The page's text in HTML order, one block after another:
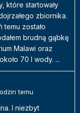
które startowały
zbiornika.
temu zostało
brudną gąbkę
Malawi oraz
70 l wody. ...
temu
I niezbyt